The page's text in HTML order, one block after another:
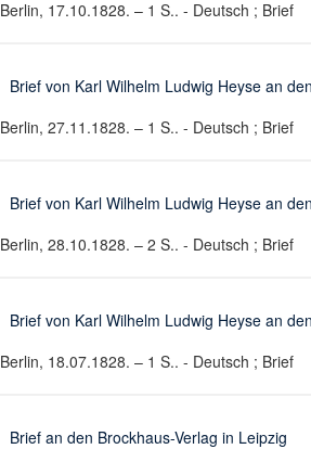
Berlin, 17.10.1828. – 1 S.. - Deutsch ; Brief
Brief von Karl Wilhelm Ludwig Heyse an
Berlin, 27.11.1828. – 1 S.. - Deutsch ; Brief
Brief von Karl Wilhelm Ludwig Heyse an
Berlin, 28.10.1828. – 2 S.. - Deutsch ; Brief
Brief von Karl Wilhelm Ludwig Heyse an
Berlin, 18.07.1828. – 1 S.. - Deutsch ; Brief
Brief an den Brockhaus-Verlag in Leipzig